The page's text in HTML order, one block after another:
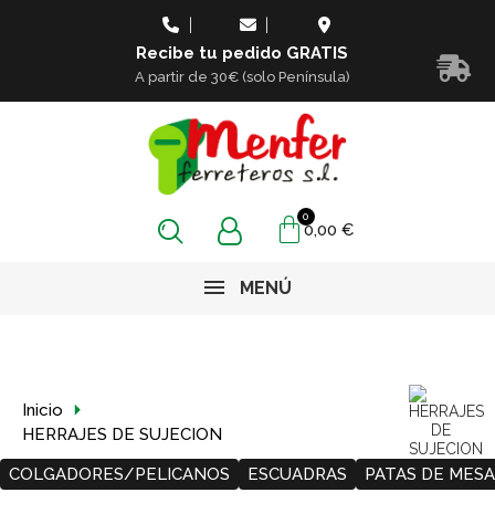
Recibe tu pedido GRATIS
A partir de 30€ (solo Península)
0,00 €
MENÚ
Inicio
HERRAJES DE SUJECION
COLGADORES/PELICANOS ESCUADRAS PATAS DE MESA